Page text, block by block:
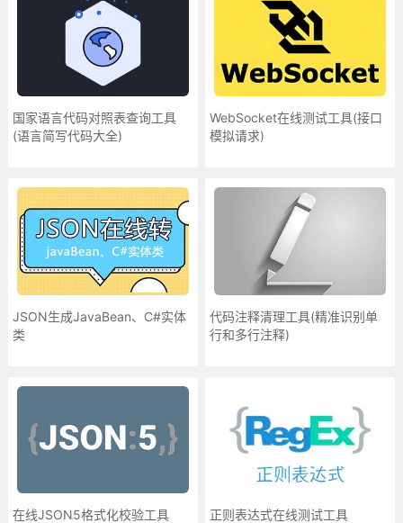
国家语言代码对照表查询工具
(语言简写代码大全)
WebSocket在线测试工具(接口
模拟请求)
JSON生成JavaBean、C#实体
类
代码注释清理工具(精准识别单
行和多行注释)
在线JSON5格式化校验工具 正则表达式在线测试工具